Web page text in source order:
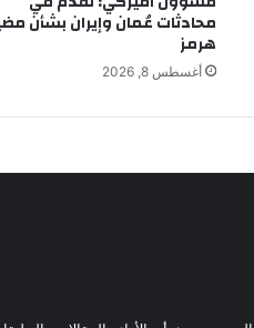
محادثات عُمان وإيران بشأن
هرمز
أغسطس 8, 2026